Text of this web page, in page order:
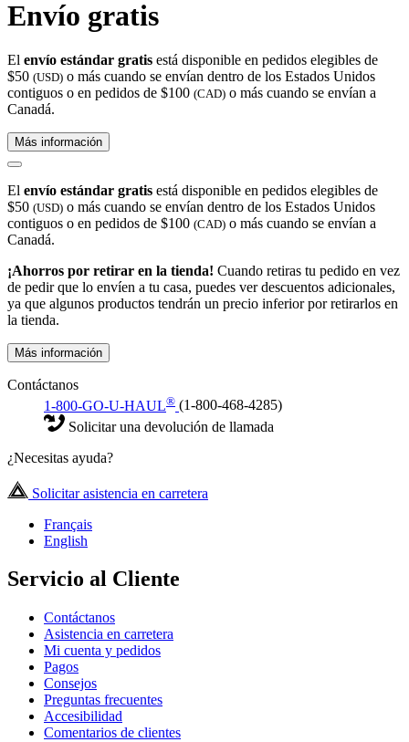
Envío gratis
El envío estándar gratis está disponible en pedidos elegibles de
$50 (USD) o más cuando se envían dentro de los Estados Unidos
contiguos o en pedidos de $100 (CAD) o más cuando se envían a
Canadá.
Más información
El envío estándar gratis está disponible en pedidos elegibles de
$50 (USD) o más cuando se envían dentro de los Estados Unidos
contiguos o en pedidos de $100 (CAD) o más cuando se envían a
Canadá.
¡Ahorros por retirar en la tienda! Cuando retiras tu pedido en vez
de pedir que lo envíen a tu casa, puedes ver descuentos adicionales,
ya que algunos productos tendrán un precio inferior por retirarlos en
la tienda.
Más información
Contáctanos
1-800-GO-U-HAUL® (1-800-468-4285)
Solicitar una devolución de llamada
¿Necesitas ayuda?
Solicitar asistencia en carretera
Français
English
Servicio al Cliente
Contáctanos
Asistencia en carretera
Mi cuenta y pedidos
Pagos
Consejos
Preguntas frecuentes
Accesibilidad
Comentarios de clientes